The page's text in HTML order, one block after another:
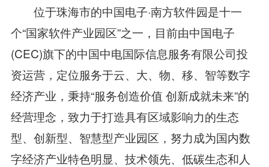
位于珠海市的中国电子·南方软件园是十一
个“国家软件产业园区”之一，目前由中国电子
(CEC)旗下的中国中电国际信息服务有限公司投
资运营，定位服务于云、大、物、移、智等数字
经济产业，秉持“服务创造价值 创新成就未来”的
经营理念，致力于打造具有区域影响力的生态
型、创新型、智慧型产业园区，努力成为国内数
字经济产业特色明显、技术领先、低碳生态和人